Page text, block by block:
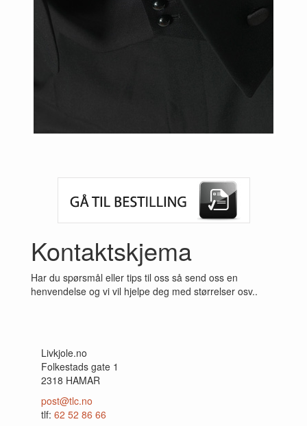
Previous Next
Kontaktskjema
Har du spørsmål eller tips til oss så send oss en
henvendelse og vi vil hjelpe deg med størrelser osv..
Livkjole.no
Folkestads gate 1
2318 HAMAR
post@tlc.no
tlf: 62 52 86 66